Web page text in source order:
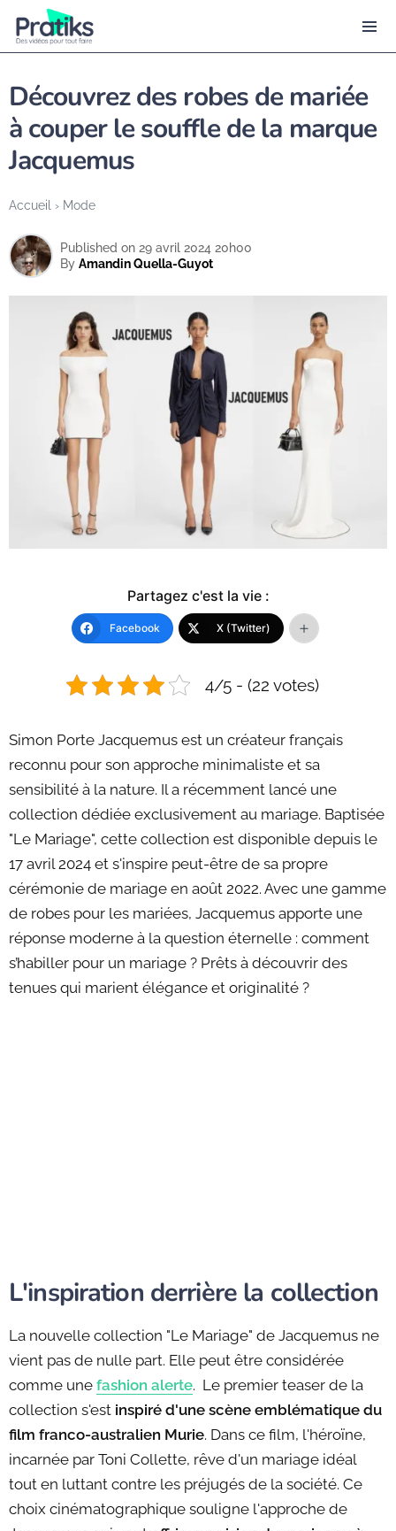
Accueil › Mode
Découvrez des robes de mariée
à couper le souffle de la marque
Jacquemus
By Amandin Quella-Guyot
Published on 29 avril 2024 20h00
Partagez c'est la vie :
Facebook X (Twitter)
4/5 - (22 votes)
Simon Porte Jacquemus est un créateur français
reconnu pour son approche minimaliste et sa
sensibilité à la nature. Il a récemment lancé une
collection dédiée exclusivement au mariage. Baptisée
"Le Mariage", cette collection est disponible depuis le
17 avril 2024 et s'inspire peut-être de sa propre
cérémonie de mariage en août 2022. Avec une gamme
de robes pour les mariées, Jacquemus apporte une
réponse moderne à la question éternelle : comment
s’habiller pour un mariage ? Prêts à découvrir des
tenues qui marient élégance et originalité ?
L'inspiration derrière la collection
La nouvelle collection "Le Mariage" de Jacquemus ne
vient pas de nulle part. Elle peut être considérée
comme une fashion alerte. Le premier teaser de la
collection s'est inspiré d'une scène emblématique du
film franco-australien Murie. Dans ce film, l'héroïne,
incarnée par Toni Collette, rêve d'un mariage idéal
tout en luttant contre les préjugés de la société. Ce
choix cinématographique souligne l'approche de